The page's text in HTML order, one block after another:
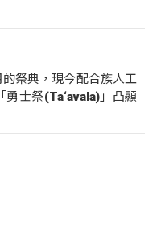
祭典，現今配合族人工
士祭(Ta‘avala)」凸顯